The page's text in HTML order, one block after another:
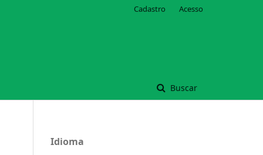
Buscar
Cadastro Acesso
Idioma